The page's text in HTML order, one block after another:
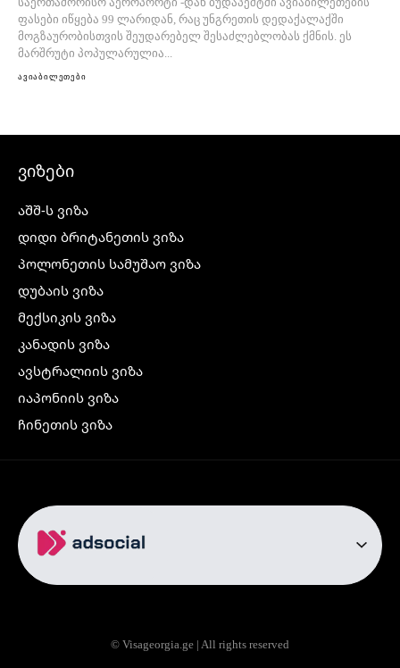
ფასები იწყება 99 ლარიდან, რაც უნგრეთის დედაქალაქში
მოგზაურობისთვის შეუდარებელ შესაძლებლობას ქმნის. ეს
მარშრუტი პოპულარულია...
ავიაბილეთები
ვიზები
აშშ-ს ვიზა
დიდი ბრიტანეთის ვიზა
პოლონეთის სამუშაო ვიზა
დუბაის ვიზა
მექსიკის ვიზა
კანადის ვიზა
ავსტრალიის ვიზა
იაპონიის ვიზა
ჩინეთის ვიზა
ჩრდილოეთ ირლანდიის ვიზა
რუსეთის ვიზა
ავიაბილეთები
თბილისი ბაქო
© Visageorgia.ge | All rights reserved